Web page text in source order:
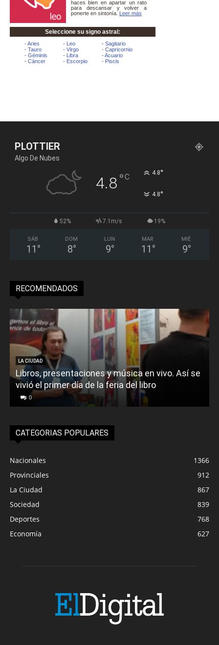
PLOTTIER
Algo De Nubes
4.8°C 4.8°
4.8°
52% 7.1m/s 19%
SÁB
11 °
DOM
8°
LUN
9°
MAR
11 °
MIÉ
9°
RECOMENDADOS
LA CIUDAD
Libros, presentaciones y música en vivo. Así se
vivió el primer día de la feria del libro
0
CATEGORIAS POPULARES
Nacionales
1366
Provinciales
912
La Ciudad
867
Sociedad
839
Deportes
768
Economía
627